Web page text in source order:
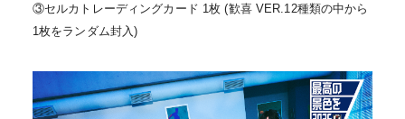
③セルカトレーディングカード 1枚 (歓喜 VER.12種類の中から
1枚をランダム封入)